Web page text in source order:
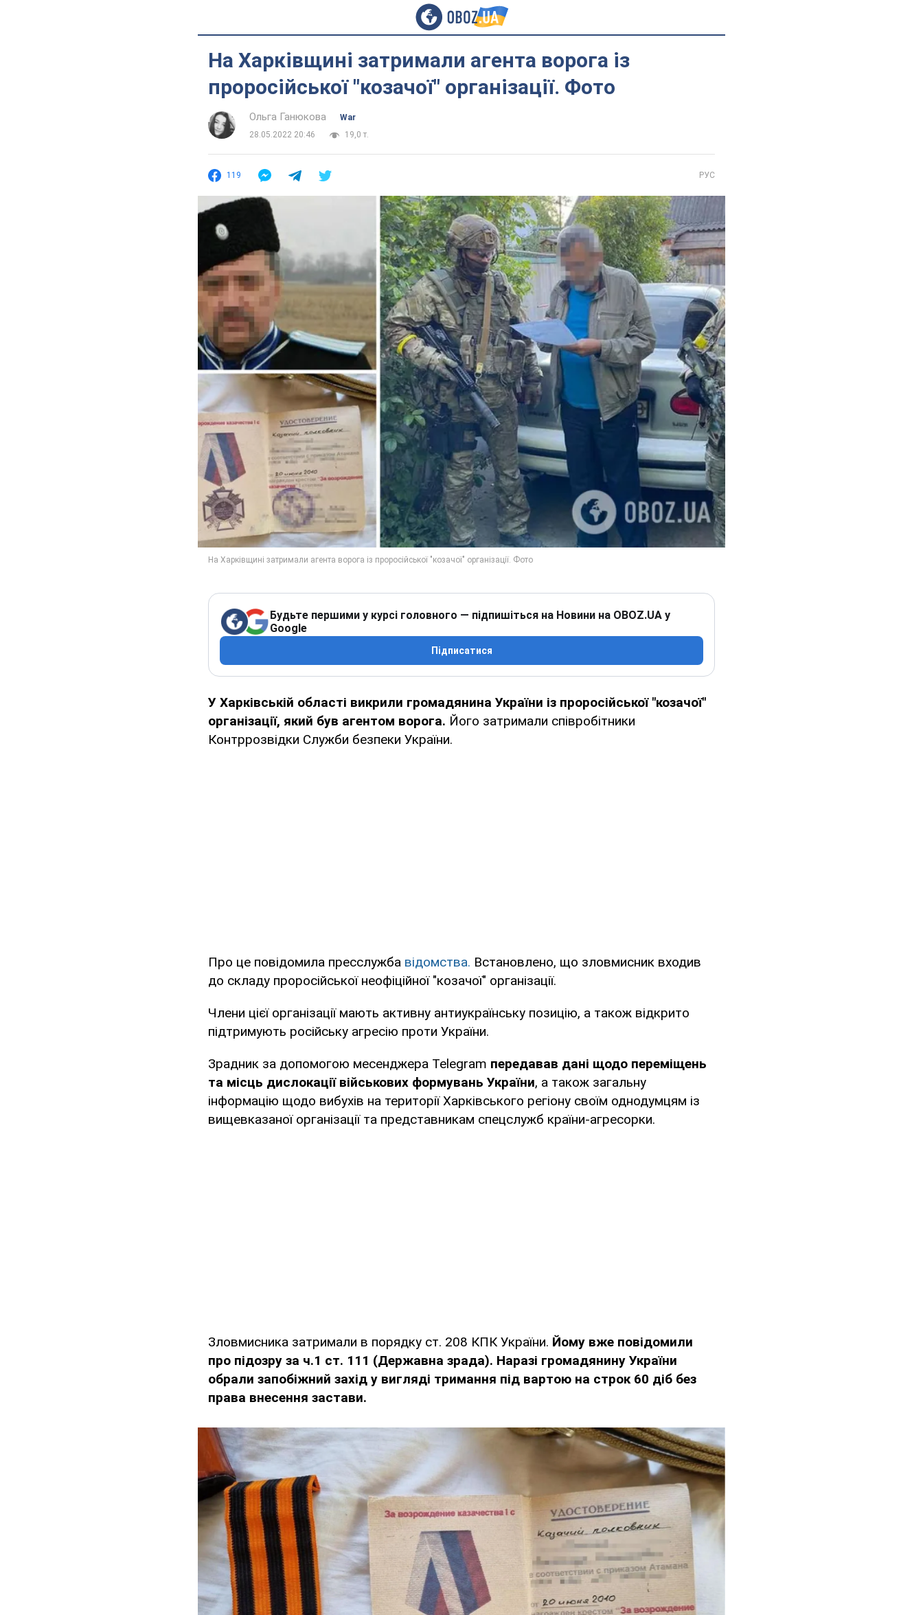
На Харківщині затримали агента ворога із
проросійської "козачої" організації. Фото
Ольга Ганюкова
War
28.05.2022 20:46
19,0 т.
119 РУС
Будьте першими у курсі головного — підпишіться на Новини на OBOZ.UA у
Google
Підписатися
У Харківській області викрили громадянина України із проросійської "козачої"
організації, який був агентом ворога. Його затримали співробітники
Контррозвідки Служби безпеки України.
Про це повідомила пресслужба відомства. Встановлено, що зловмисник входив
до складу проросійської неофіційної "козачої" організації.
Члени цієї організації мають активну антиукраїнську позицію, а також відкрито
підтримують російську агресію проти України.
Зрадник за допомогою месенджера Telegram передавав дані щодо переміщень
та місць дислокації військових формувань України, а також загальну
інформацію щодо вибухів на території Харківського регіону своїм однодумцям із
вищевказаної організації та представникам спецслужб країни-агресорки.
Зловмисника затримали в порядку ст. 208 КПК України. Йому вже повідомили
про підозру за ч.1 ст. 111 (Державна зрада). Наразі громадянину України
обрали запобіжний захід у вигляді тримання під вартою на строк 60 діб без
права внесення застави.